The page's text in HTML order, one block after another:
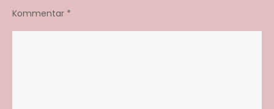
Kommentar *